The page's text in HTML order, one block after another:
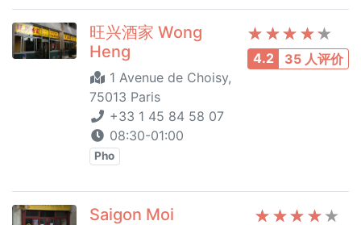
4.2 35 人评价
旺兴酒家 Wong
Heng
1 Avenue de Choisy,
75013 Paris
+33 1 45 84 58 07
08:30-01:00
Pho
Saigon Moi